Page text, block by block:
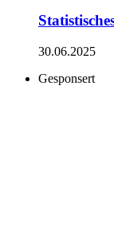
30.06.2025
Gesponsert